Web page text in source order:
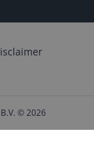
© 2026